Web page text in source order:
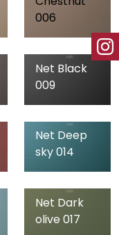
006
Net Black
009
Net Deep
sky 014
Net Dark
olive 017